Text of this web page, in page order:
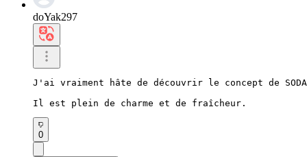
doYak297
J'ai vraiment hâte de découvrir le concept de SODA
Il est plein de charme et de fraîcheur.
0